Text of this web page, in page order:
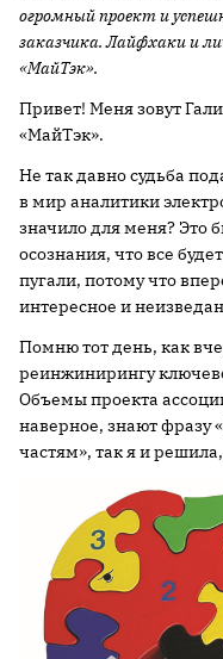
огромный проект и
заказчика. Лайфхаки и
«МайТэк».
Привет! Меня зовут
«МайТэк».
Не так давно судьба
в мир аналитики
значило для меня? Это
осознания, что все
пугали, потому что
интересное и
Помню тот день, как
реинжинирингу
Объемы проекта
наверное, знают фразу
частям», так я и